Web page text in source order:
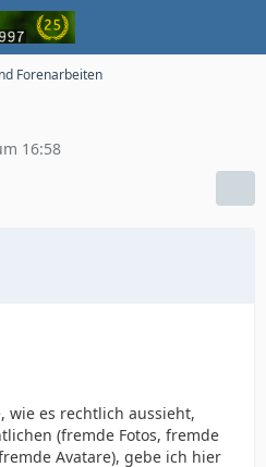
Forenarbeiten
16:58
wie es rechtlich aussieht,
(fremde Fotos, fremde
Avatare), gebe ich hier